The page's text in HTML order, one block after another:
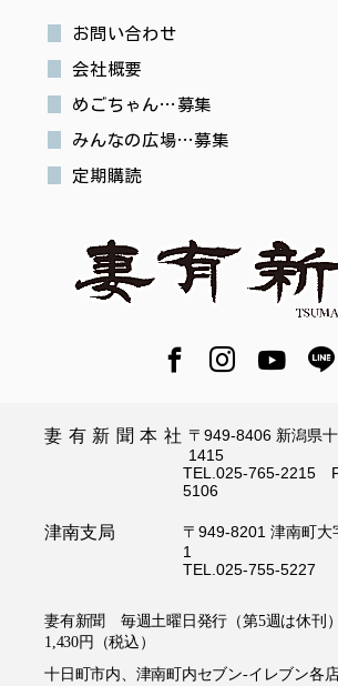
お問い合わせ
会社概要
めごちゃん…募集
みんなの広場…募集
定期購読
妻有新聞本社 〒949-8406 新潟県
1415
TEL.025-765-2215
5106
津南支局
〒949-8201 津南町大
1
TEL.025-755-5227
妻有新聞 毎週土曜日発行（第5週は休刊
1,430円（税込）
十日町市内、津南町内セブン-イレブン各